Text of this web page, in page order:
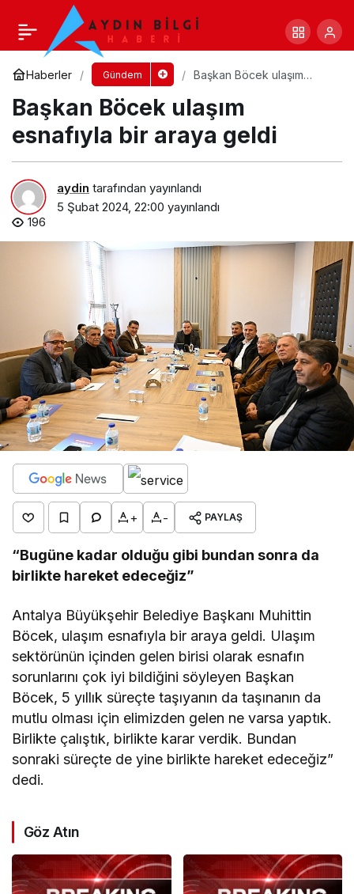
Haberler Gündem
Başkan Böcek ulaşım
Başkan Böcek ulaşım
esnafıyla bir araya geldi
aydin tarafından yayınlandı
5 Şubat 2024, 22:00 yayınlandı
196
+ - PAYLAŞ
“Bugüne kadar olduğu gibi bundan sonra da
birlikte hareket edeceğiz”
Antalya Büyükşehir Belediye Başkanı Muhittin
Böcek, ulaşım esnafıyla bir araya geldi. Ulaşım
sektörünün içinden gelen birisi olarak esnafın
sorunlarını çok iyi bildiğini söyleyen Başkan
Böcek, 5 yıllık süreçte taşıyanın da taşınanın da
mutlu olması için elimizden gelen ne varsa yaptık.
Birlikte çalıştık, birlikte karar verdik. Bundan
sonraki süreçte de yine birlikte hareket edeceğiz”
dedi.
Göz Atın
Güzel İşler Yaptık, Şimdi Daha Güzellerini
Yapacağız” Paylaş